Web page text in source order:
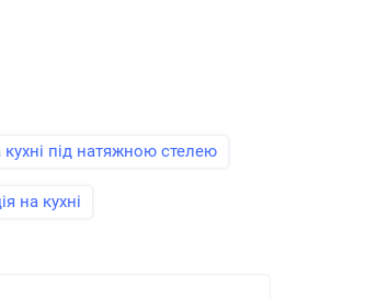
кухні під натяжною стелею
на кухні